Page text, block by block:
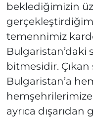
beklediğimizin
temennimiz
Bulgaristan’daki
bitmesidir.
Bulgaristan’a
hemşehrilerimize
ayrıca dışarıdan